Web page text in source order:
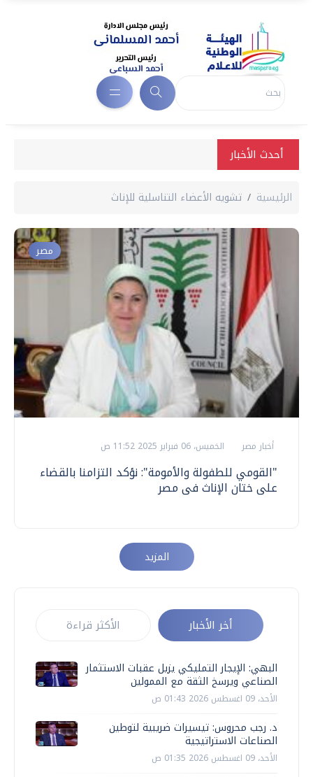
أحدث الأخبار
الرئيسية تشويه الأعضاء التناسلية للإناث
مصر
أخبار مصر الخميس، 06 فبراير 2025 11:52 ص
"القومي للطفولة والأمومة": نؤكد التزامنا بالقضاء
على ختان الإناث فى مصر
المزيد
أخر الأخبار الأكثر قراءة
البهي: الإيجار التمليكي يزيل عقبات الاستثمار
الصناعي ويرسخ الثقة مع الممولين
الأحد، 09 اغسطس 2026 01:43 ص
د. رجب محروس: تيسيرات ضريبية لتوطين
الصناعات الاستراتيجية
الأحد، 09 اغسطس 2026 01:35 ص